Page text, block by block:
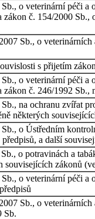
o veterinární péči
č. 154/2000
Sb., o
s přijetím
o veterinární péči
č. 246/1992
na ochranu zvířat
některých
o Ústředním
a další
o potravinách a
souvisejících zákonů
o veterinární péči
Sb., o
Sb.